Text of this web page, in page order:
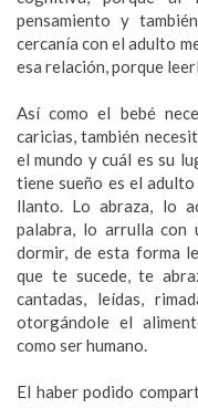
pensamiento y
cercanía con el adulto
esa relación, porque
Así como el bebé
caricias, también
el mundo y cuál es su
tiene sueño es el
llanto. Lo abraza, lo
palabra, lo arrulla con
dormir, de esta forma
que te sucede, te
cantadas, leídas,
otorgándole el
como ser humano.
El haber podido